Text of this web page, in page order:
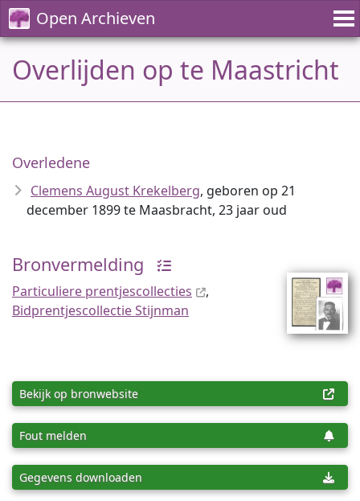
Open Archieven
Overlijden op te Maastricht
Overledene
Clemens August Krekelberg, geboren op 21
december 1899 te Maasbracht, 23 jaar oud
Bronvermelding
Particuliere prentjescollecties
,
Bidprentjescollectie Stijnman
Bekijk op bronwebsite
Fout melden
Gegevens downloaden